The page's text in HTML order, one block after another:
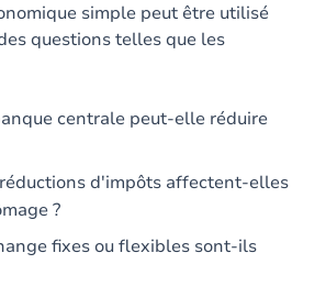
simple peut être utilisé
questions telles que les
centrale peut-elle réduire
d'impôts affectent-elles
?
fixes ou flexibles sont-ils